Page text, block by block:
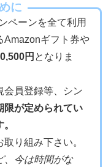
に
ペーンを全て利用
Amazonギフト券や
円 となりま
会員登録等、シン
限が定められてい
り組み下さい。
、今は時間がな